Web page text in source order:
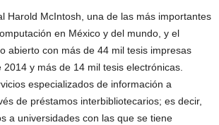
Harold McIntosh, una de las más importantes
en México y del mundo, y el
abierto con más de 44 mil tesis impresas
y más de 14 mil tesis electrónicas.
especializados de información a
de préstamos interbibliotecarios; es decir,
a universidades con las que se tiene